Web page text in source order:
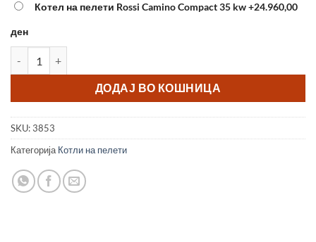
Котел на пелети Rossi Camino Compact 35 kw+24.960,00
ден
ДОДАЈ ВО КОШНИЦА
SKU:3853
Категорија Котли на пелети